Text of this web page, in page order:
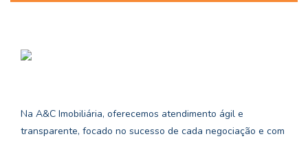
Na A&C Imobiliária, oferecemos atendimento ágil e
transparente, focado no sucesso de cada negociação e com